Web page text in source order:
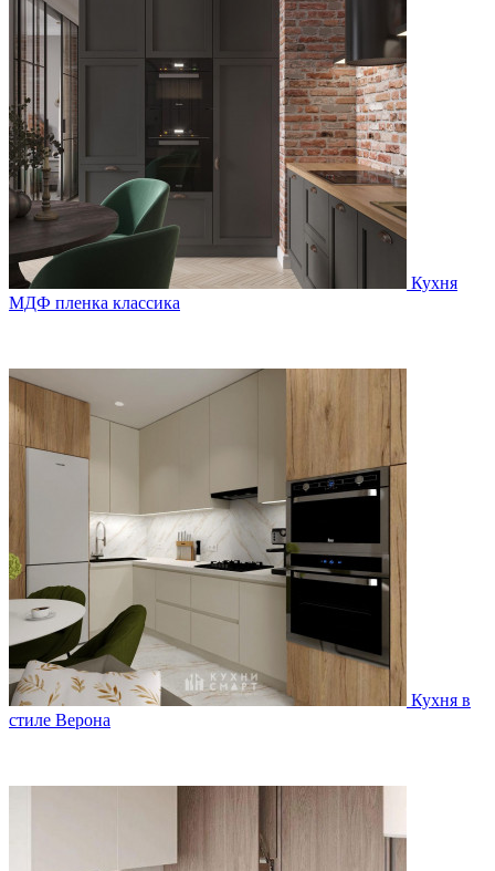
Кухня
МДФ пленка классика
Кухня в
стиле Верона